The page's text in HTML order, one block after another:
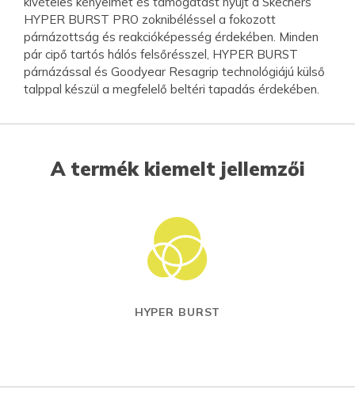
HYPER BURST PRO zoknibéléssel a fokozott
párnázottság és reakcióképesség érdekében. Minden
pár cipő tartós hálós felsőrésszel, HYPER BURST
párnázással és Goodyear Resagrip technológiájú külső
talppal készül a megfelelő beltéri tapadás érdekében.
A termék kiemelt jellemzői
HYPER BURST